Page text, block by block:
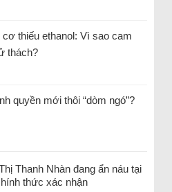
thiếu ethanol: Vì sao cam
thách?
quyền mới thôi “dòm ngó”?
Thanh Nhàn đang ẩn náu tại
thức xác nhận